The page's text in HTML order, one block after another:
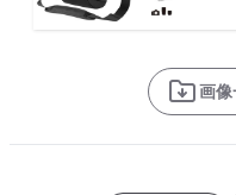
画像